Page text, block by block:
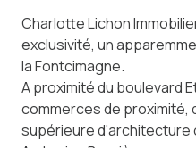
Charlotte Lichon
exclusivité, un
la Fontcimagne.
A proximité du boulevard
commerces de proximité,
supérieure d'architecture